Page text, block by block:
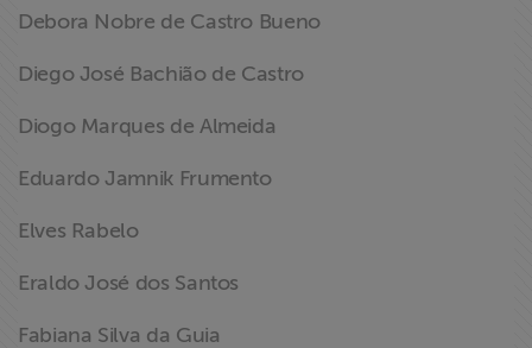
Debora Nobre de Castro Bueno
Diego José Bachião de Castro
Diogo Marques de Almeida
Eduardo Jamnik Frumento
Elves Rabelo
Eraldo José dos Santos
Fabiana Silva da Guia